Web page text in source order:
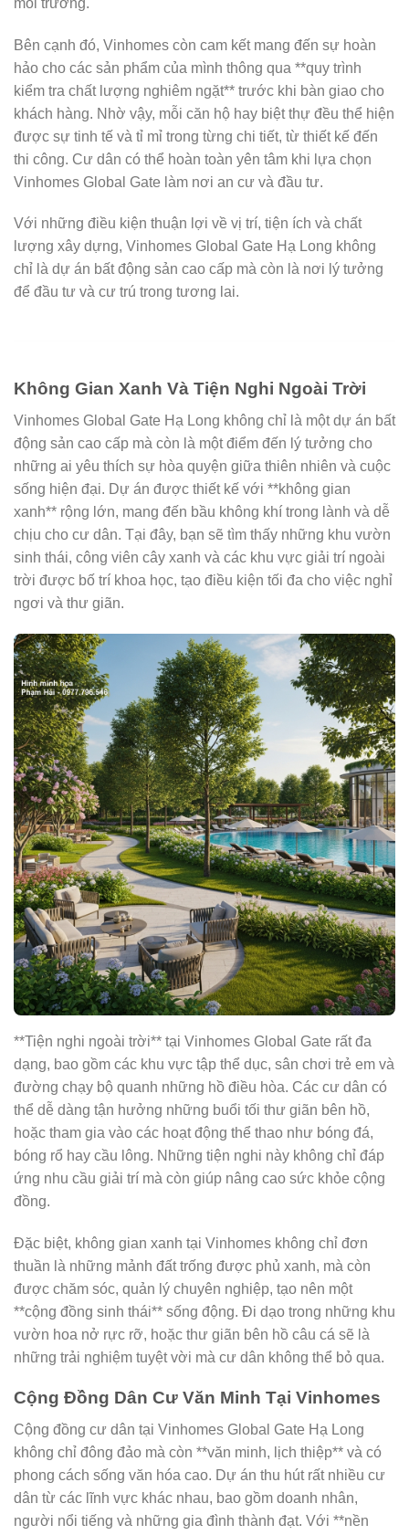
Bên cạnh đó, Vinhomes còn cam kết mang đến sự hoàn
hảo cho các sản phẩm của mình thông qua **quy trình
kiểm tra chất lượng nghiêm ngặt** trước khi bàn giao cho
khách hàng. Nhờ vậy, mỗi căn hộ hay biệt thự đều thể hiện
được sự tinh tế và tỉ mỉ trong từng chi tiết, từ thiết kế đến
thi công. Cư dân có thể hoàn toàn yên tâm khi lựa chọn
Vinhomes Global Gate làm nơi an cư và đầu tư.
Với những điều kiện thuận lợi về vị trí, tiện ích và chất
lượng xây dựng, Vinhomes Global Gate Hạ Long không
chỉ là dự án bất động sản cao cấp mà còn là nơi lý tưởng
để đầu tư và cư trú trong tương lai.
Không Gian Xanh Và Tiện Nghi Ngoài Trời
Vinhomes Global Gate Hạ Long không chỉ là một dự án bất
động sản cao cấp mà còn là một điểm đến lý tưởng cho
những ai yêu thích sự hòa quyện giữa thiên nhiên và cuộc
sống hiện đại. Dự án được thiết kế với **không gian
xanh** rộng lớn, mang đến bầu không khí trong lành và dễ
chịu cho cư dân. Tại đây, bạn sẽ tìm thấy những khu vườn
sinh thái, công viên cây xanh và các khu vực giải trí ngoài
trời được bố trí khoa học, tạo điều kiện tối đa cho việc nghỉ
ngơi và thư giãn.
**Tiện nghi ngoài trời** tại Vinhomes Global Gate rất đa
dạng, bao gồm các khu vực tập thể dục, sân chơi trẻ em và
đường chạy bộ quanh những hồ điều hòa. Các cư dân có
thể dễ dàng tận hưởng những buổi tối thư giãn bên hồ,
hoặc tham gia vào các hoạt động thể thao như bóng đá,
bóng rổ hay cầu lông. Những tiện nghi này không chỉ đáp
ứng nhu cầu giải trí mà còn giúp nâng cao sức khỏe cộng
đồng.
Đặc biệt, không gian xanh tại Vinhomes không chỉ đơn
thuần là những mảnh đất trống được phủ xanh, mà còn
được chăm sóc, quản lý chuyên nghiệp, tạo nên một
**cộng đồng sinh thái** sống động. Đi dạo trong những khu
vườn hoa nở rực rỡ, hoặc thư giãn bên hồ câu cá sẽ là
những trải nghiệm tuyệt vời mà cư dân không thể bỏ qua.
Cộng Đồng Dân Cư Văn Minh Tại Vinhomes
Cộng đồng cư dân tại Vinhomes Global Gate Hạ Long
không chỉ đông đảo mà còn **văn minh, lịch thiệp** và có
phong cách sống văn hóa cao. Dự án thu hút rất nhiều cư
dân từ các lĩnh vực khác nhau, bao gồm doanh nhân,
người nổi tiếng và những gia đình thành đạt. Với **nền